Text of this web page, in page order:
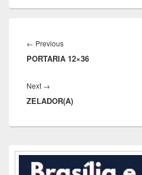
de
Post
← PreviousPrevious
post:
PORTARIA 12×36
Next →
post:
ZELADOR(A)
Área